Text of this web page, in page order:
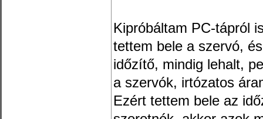
Kipróbáltam PC-tápról
tettem bele a szervó,
időzítő, mindig lehalt,
a szervók, irtózatos
Ezért tettem bele az